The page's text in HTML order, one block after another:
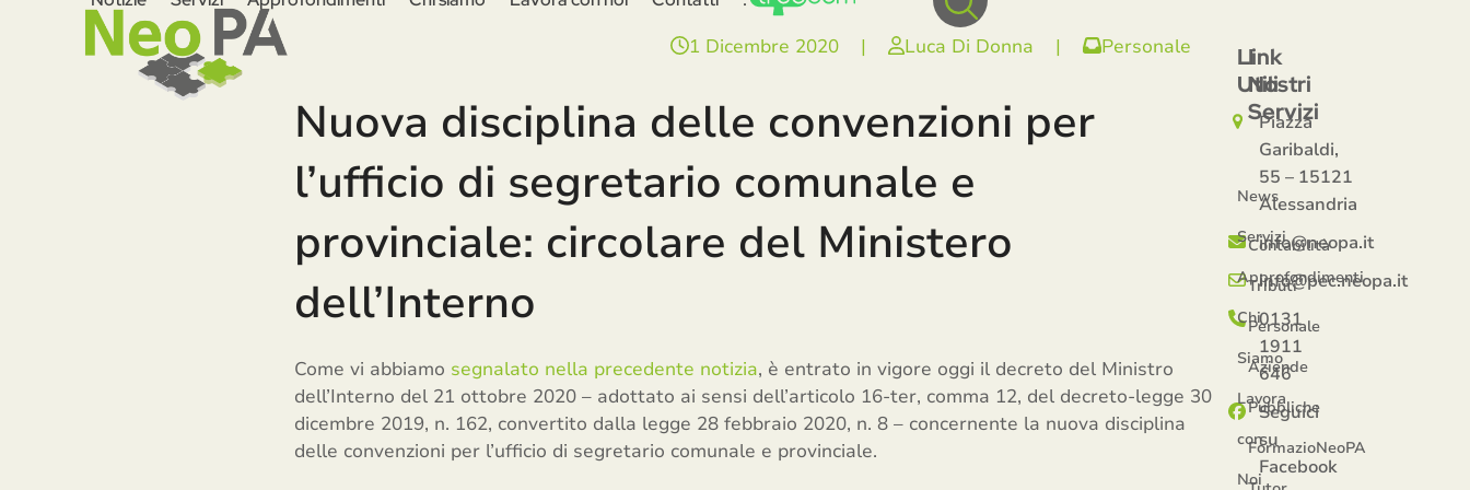
1 Dicembre 2020 | Luca Di Donna | Personale
Nuova disciplina delle convenzioni per
l’ufficio di segretario comunale e
provinciale: circolare del Ministero
dell’Interno
Come vi abbiamo segnalato nella precedente notizia, è entrato in vigore oggi il decreto del Ministro
dell’Interno del 21 ottobre 2020 – adottato ai sensi dell’articolo 16-ter, comma 12, del decreto-legge 30
dicembre 2019, n. 162, convertito dalla legge 28 febbraio 2020, n. 8 – concernente la nuova disciplina
delle convenzioni per l’ufficio di segretario comunale e provinciale.
Piazza
Garibaldi,
55 – 15121
Alessandria
info@neopa.it
info@pec.neopa.it
0131
1911
646
Seguici
su
Facebook
Link
Utili
News
Servizi
Approfondimenti
Chi
Siamo
Lavora
con
Noi
I
Nostri
Servizi
Contabilità
Tributi
Personale
Aziende
Pubbliche
FormazioNeoPA